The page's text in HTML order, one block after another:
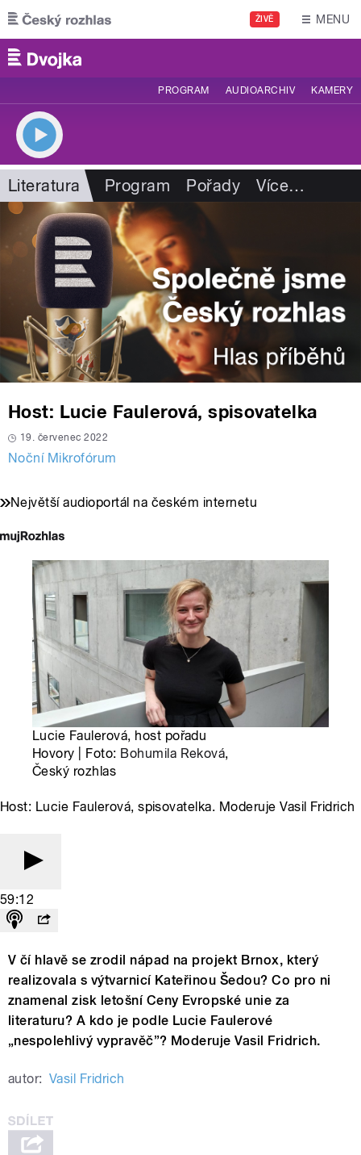
Přejít k hlavnímu obsahu
ŽIVĚ MENU
PROGRAM AUDIOARCHIV KAMERY
Literatura Program Pořady Více…
Host: Lucie Faulerová, spisovatelka
19. červenec 2022
Noční Mikrofórum
Největší audioportál na českém internetu
Lucie Faulerová, host pořadu
Hovory | Foto: Bohumila Reková,
Český rozhlas
Host: Lucie Faulerová, spisovatelka. Moderuje Vasil Fridrich
59:12
V čí hlavě se zrodil nápad na projekt Brnox, který
realizovala s výtvarnicí Kateřinou Šedou? Co pro ni
znamenal zisk letošní Ceny Evropské unie za
literaturu? A kdo je podle Lucie Faulerové
„nespolehlivý vypravěč”? Moderuje Vasil Fridrich.
autor: Vasil Fridrich